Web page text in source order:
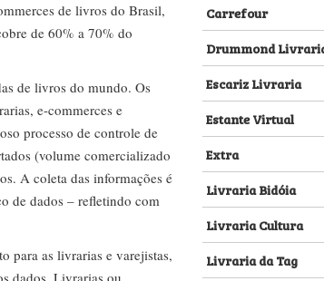
de livros do Brasil,
de 60% a 70% do
de livros do mundo. Os
e-commerces e
processo de controle de
(volume comercializado
A coleta das informações é
de dados – refletindo com
para as livrarias e varejistas,
dados. Livrarias ou
Carrefour
Drummond
Escariz Livraria
Estante Virtual
Extra
Livraria Bidóia
Livraria Cultura
Livraria da Tag